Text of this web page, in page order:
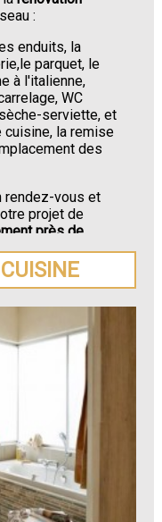
:
enduits, la
parquet, le
à l'italienne,
WC
serviette, et
cuisine, la remise
des
rendez-vous et
projet de
près de